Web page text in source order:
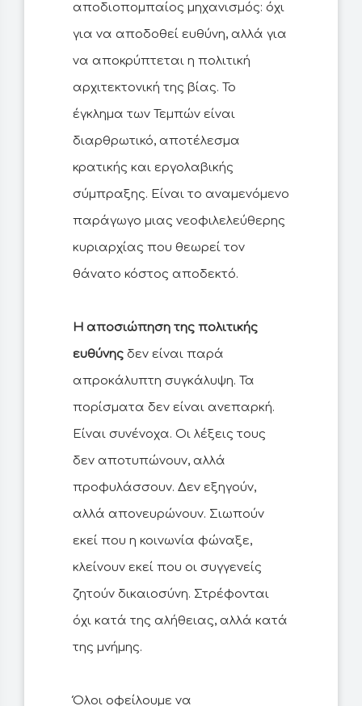
αποδιοπομπαίος μηχανισμός: όχι
για να αποδοθεί ευθύνη, αλλά για
να αποκρύπτεται η πολιτική
αρχιτεκτονική της βίας. Το
έγκλημα των Τεμπών είναι
διαρθρωτικό, αποτέλεσμα
κρατικής και εργολαβικής
σύμπραξης. Είναι το αναμενόμενο
παράγωγο μιας νεοφιλελεύθερης
κυριαρχίας που θεωρεί τον
θάνατο κόστος αποδεκτό.
Η αποσιώπηση της πολιτικής
ευθύνης δεν είναι παρά
απροκάλυπτη συγκάλυψη. Τα
πορίσματα δεν είναι ανεπαρκή.
Είναι συνένοχα. Οι λέξεις τους
δεν αποτυπώνουν, αλλά
προφυλάσσουν. Δεν εξηγούν,
αλλά απονευρώνουν. Σιωπούν
εκεί που η κοινωνία φώναξε,
κλείνουν εκεί που οι συγγενείς
ζητούν δικαιοσύνη. Στρέφονται
όχι κατά της αλήθειας, αλλά κατά
της μνήμης.
Όλοι οφείλουμε να